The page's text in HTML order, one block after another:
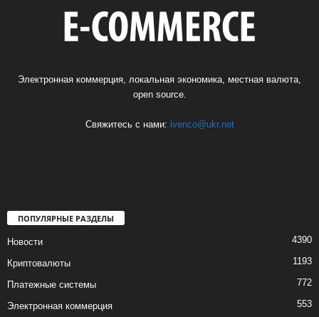
Электронная коммерция, локальная экономика, местная валюта,
open source.
Свяжитесь с нами: ivenco@ukr.net
ПОПУЛЯРНЫЕ РАЗДЕЛЫ
Новости 4390
Криптовалюты 1193
Платежные системы 772
Электронная коммерция 553